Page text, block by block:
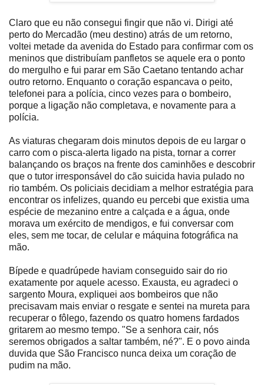
Claro que eu não consegui fingir que não vi. Dirigi até
perto do Mercadão (meu destino) atrás de um retorno,
voltei metade da avenida do Estado para confirmar com os
meninos que distribuíam panfletos se aquele era o ponto
do mergulho e fui parar em São Caetano tentando achar
outro retorno. Enquanto o coração espancava o peito,
telefonei para a polícia, cinco vezes para o bombeiro,
porque a ligação não completava, e novamente para a
polícia.
As viaturas chegaram dois minutos depois de eu largar o
carro com o pisca-alerta ligado na pista, tornar a correr
balançando os braços na frente dos caminhões e descobrir
que o tutor irresponsável do cão suicida havia pulado no
rio também. Os policiais decidiam a melhor estratégia para
encontrar os infelizes, quando eu percebi que existia uma
espécie de mezanino entre a calçada e a água, onde
morava um exército de mendigos, e fui conversar com
eles, sem me tocar, de celular e máquina fotográfica na
mão.
Bípede e quadrúpede haviam conseguido sair do rio
exatamente por aquele acesso. Exausta, eu agradeci o
sargento Moura, expliquei aos bombeiros que não
precisavam mais enviar o resgate e sentei na mureta para
recuperar o fôlego, fazendo os quatro homens fardados
gritarem ao mesmo tempo. "Se a senhora cair, nós
seremos obrigados a saltar também, né?". E o povo ainda
duvida que São Francisco nunca deixa um coração de
pudim na mão.